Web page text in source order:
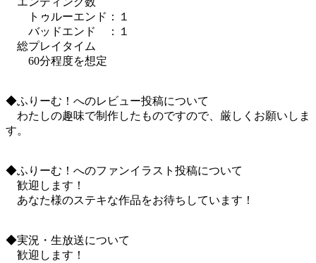
トゥルーエンド：１
バッドエンド ：１
総プレイタイム
60分程度を想定
◆ふりーむ！へのレビュー投稿について
わたしの趣味で制作したものですので、厳しくお願いしま
す。
◆ふりーむ！へのファンイラスト投稿について
歓迎します！
あなた様のステキな作品をお待ちしています！
◆実況・生放送について
歓迎します！